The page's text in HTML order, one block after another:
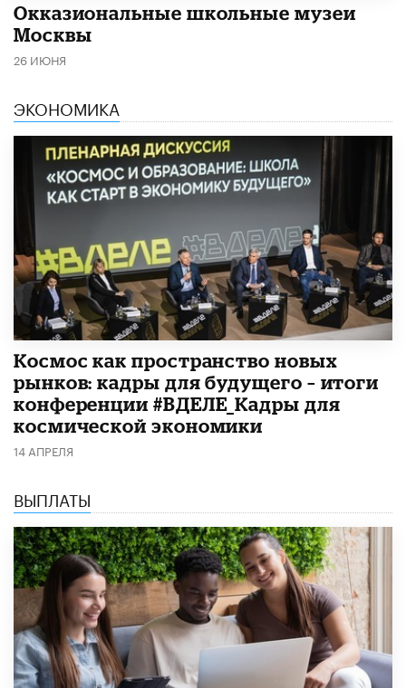
​Окказиональные школьные музеи
Москвы
26 ИЮНЯ
ЭКОНОМИКА
Космос как пространство новых
рынков: кадры для будущего – итоги
конференции #ВДЕЛЕ_Кадры для
космической экономики
14 АПРЕЛЯ
ВЫПЛАТЫ